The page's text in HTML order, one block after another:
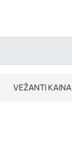
VEŽANTI KAINA